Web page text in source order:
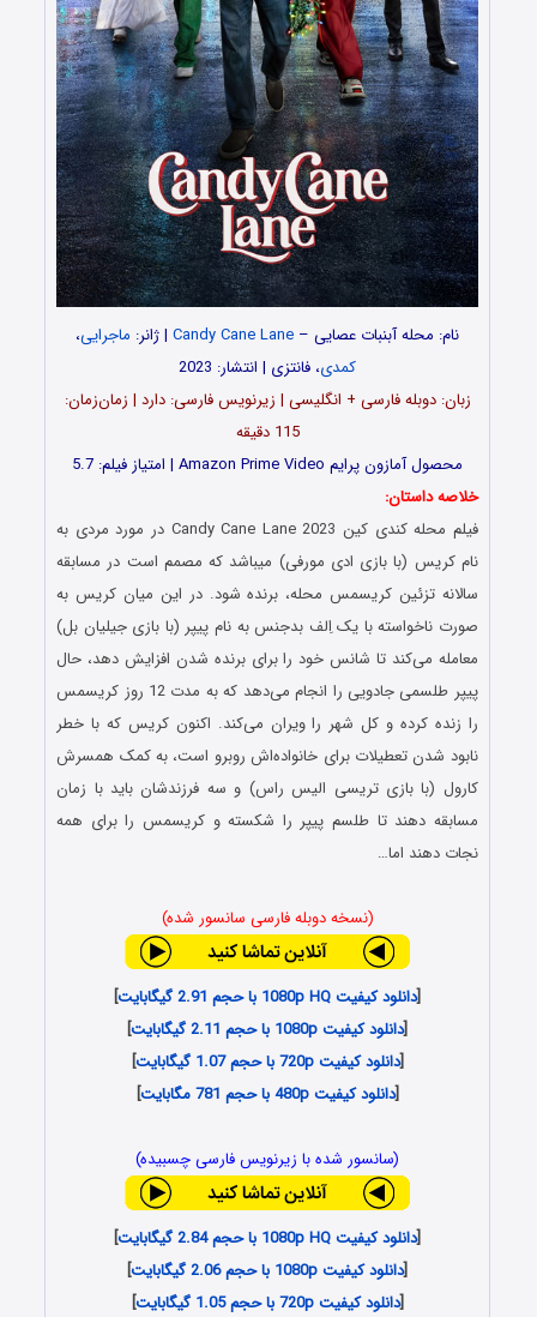
نام: محله آبنبات عصایی – Candy Cane Lane | ژانر: ماجرایی،
کمدی، فانتزی | انتشار: 2023
زبان: دوبله فارسی + انگلیسی | زیرنویس فارسی: دارد | زمان‌زمان:
115 دقیقه
محصول آمازون پرایم Amazon Prime Video | امتیاز فیلم: 5.7
خلاصه داستان:
فیلم محله کندی کین Candy Cane Lane 2023 در مورد مردی به
نام کریس (با بازی ادی مورفی) می‎باشد که مصمم است در مسابقه
سالانه تزئین کریسمس محله، برنده شود. در این میان کریس به
صورت ناخواسته با یک اِلف بدجنس به نام پیپر (با بازی جیلیان بل)
معامله می‌کند تا شانس خود را برای برنده شدن افزایش دهد، حال
پیپر طلسمی جادویی را انجام می‌دهد که به مدت 12 روز کریسمس
را زنده کرده و کل شهر را ویران می‌کند. اکنون کریس که با خطر
نابود شدن تعطیلات برای خانواده‌اش روبرو است، به کمک همسرش
کارول (با بازی تریسی الیس راس) و سه فرزندشان باید با زمان
مسابقه دهند تا طلسم پیپر را شکسته و کریسمس را برای همه
نجات دهند اما…
(نسخه دوبله فارسی سانسور شده)
[دانلود کیفیت 1080p HQ با حجم 2.91 گیگابایت
]
[دانلود کیفیت 1080p با حجم 2.11 گیگابایت
]
[دانلود کیفیت 720p با حجم 1.07 گیگابایت
]
[دانلود کیفیت 480p با حجم 781 مگابایت ]
(سانسور شده با زیرنویس فارسی چسبیده)
[دانلود کیفیت 1080p HQ با حجم 2.84 گیگابایت
]
[دانلود کیفیت 1080p با حجم 2.06 گیگابایت
]
[دانلود کیفیت 720p با حجم 1.05 گیگابایت
]